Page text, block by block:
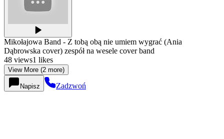
Mikołajowa Band - Z tobą obą nie umiem wygrać (Ania
Dąbrowska cover) zespół na wesele cover band
48 views1 likes
View More (2 more)
Napisz Zadzwoń